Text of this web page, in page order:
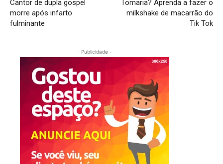
Cantor de dupla gospel
morre após infarto
fulminante
Tomaria? Aprenda a fazer o
milkshake de macarrão do
Tik Tok
- Publicidade -